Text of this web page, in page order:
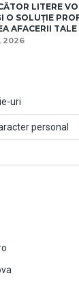
LITERE
O SOLUȚIE
AFACERII TALE
2026
uri
personal